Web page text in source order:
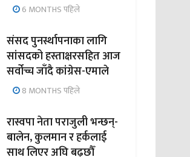
6 MONTHS पहिले
संसद पुनर्स्थापनाका लागि
सांसदको हस्ताक्षरसहित आज
सर्वोच्च जाँदै कांग्रेस-एमाले
8 MONTHS पहिले
रास्वपा नेता पराजुली भन्छन्-
बालेन, कुलमान र हर्कलाई
साथ लिएर अघि बढ्छौँ